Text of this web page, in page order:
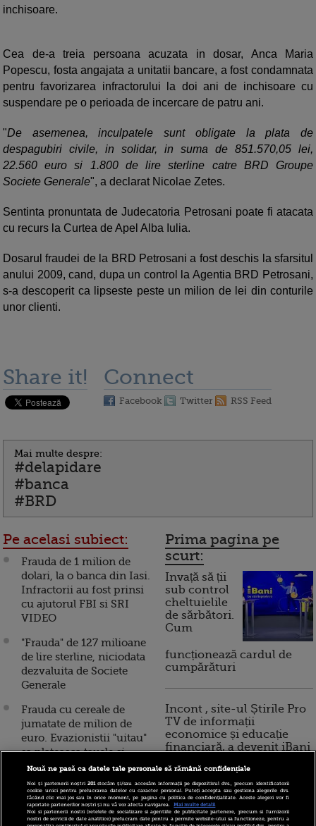
inchisoare.
Cea de-a treia persoana acuzata in dosar, Anca Maria
Popescu, fosta angajata a unitatii bancare, a fost condamnata
pentru favorizarea infractorului la doi ani de inchisoare cu
suspendare pe o perioada de incercare de patru ani.
"De asemenea, inculpatele sunt obligate la plata de
despagubiri civile, in solidar, in suma de 851.570,05 lei,
22.560 euro si 1.800 de lire sterline catre BRD Groupe
Societe Generale", a declarat Nicolae Zetes.
Sentinta pronuntata de Judecatoria Petrosani poate fi atacata
cu recurs la Curtea de Apel Alba Iulia.
Dosarul fraudei de la BRD Petrosani a fost deschis la sfarsitul
anului 2009, cand, dupa un control la Agentia BRD Petrosani,
s-a descoperit ca lipseste peste un milion de lei din conturile
unor clienti.
Share it! Connect
Facebook Twitter RSS Feed
Mai multe despre:
#delapidare
#banca
#BRD
Pe acelasi subiect:
Frauda de 1 milion de
dolari, la o banca din Iasi.
Infractorii au fost prinsi
cu ajutorul FBI si SRI
VIDEO
"Frauda" de 127 milioane
de lire sterline, niciodata
dezvaluita de Societe
Generale
Frauda cu cereale de
jumatate de milion de
euro. Evazionistii "uitau"
sa plateasca taxele si
impozitele
Nebanuite sunt caile
comertului in Romania.
Afaceri dupa gratii, cu
Prima pagina pe
scurt:
Invață să ții
sub control
cheltuielile
de sărbători.
Cum
funcționează cardul de
cumpărături
Incont , site-ul Știrile Pro
TV de informații
economice și educație
financiară, a devenit iBani
10 reguli pentru decizii
financiare inteligente
Nouă ne pasă ca datele tale personale să rămână confidențiale
Noi și partenerii noștri201stocăm și/sau accesăm informații pe dispozitivul dvs., precum identificatorii
cookie unici pentru prelucrarea datelor cu caracter personal. Puteți accepta sau gestiona alegerile dvs.
făcând clic mai jos sau în orice moment, pe pagina cu politica de confidențialitate. Aceste alegeri vor fi
raportate partenerilor noștri și nu vă vor afecta navigarea.
Mai multe detalii
Noi si partenerii nostri (retelele de socializare si agentiile de publicitate partenere, precum si furnizorii
nostri de servicii de date analitice) prelucram date pentru a permite website-ului sa functioneze, pentru a